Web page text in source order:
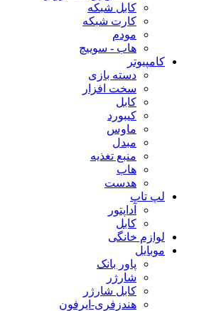
کابل شبکه
کارت شبکه
مودم
هاب - سوییچ
کامپیوتر
دسته بازی
سخت افزار
کابل
کیبورد
ماوس
مبدل
منبع تغذیه
هاب
هدست
لپ تاپ
آداپتور
کابل
لوازم خانگی
موبایل
پاور بانک
شارژر
کابل شارژر
هندزفری-ایرفون